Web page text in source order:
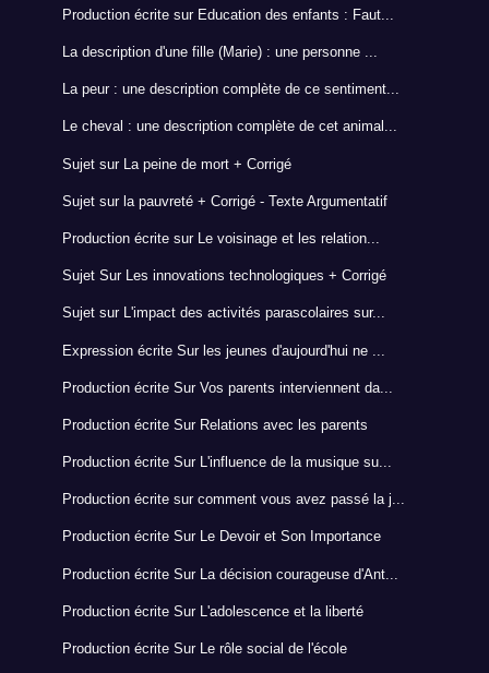
Production écrite sur Education des enfants : Faut...
La description d'une fille (Marie) : une personne ...
La peur : une description complète de ce sentiment...
Le cheval : une description complète de cet animal...
Sujet sur La peine de mort + Corrigé
Sujet sur la pauvreté + Corrigé - Texte Argumentatif
Production écrite sur Le voisinage et les relation...
Sujet Sur Les innovations technologiques + Corrigé
Sujet sur L'impact des activités parascolaires sur...
Expression écrite Sur les jeunes d'aujourd'hui ne ...
Production écrite Sur Vos parents interviennent da...
Production écrite Sur Relations avec les parents
Production écrite Sur L'influence de la musique su...
Production écrite sur comment vous avez passé la j...
Production écrite Sur Le Devoir et Son Importance
Production écrite Sur La décision courageuse d'Ant...
Production écrite Sur L'adolescence et la liberté
Production écrite Sur Le rôle social de l'école